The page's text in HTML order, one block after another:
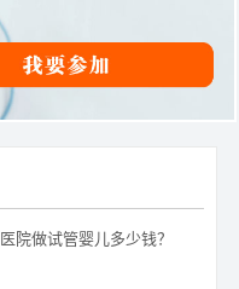
院做试管婴儿多少钱？